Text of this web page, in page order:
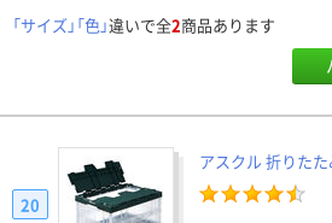
「サイズ」「色」違いで全2商品あります
アスクル 折りた
20